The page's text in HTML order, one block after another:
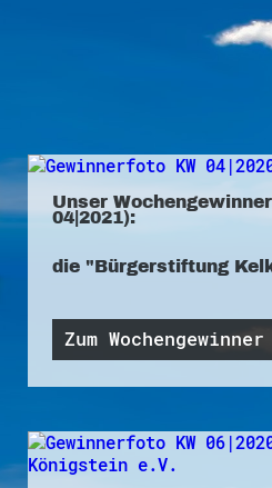
Unser
04|2021):
die "Bürgerstiftung
Zum